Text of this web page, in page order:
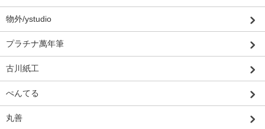
物外/ystudio
プラチナ萬年筆
古川紙工
ぺんてる
丸善